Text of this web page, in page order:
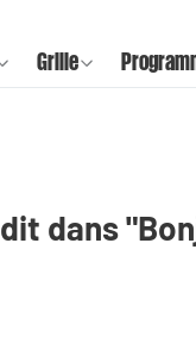
Grille
dans